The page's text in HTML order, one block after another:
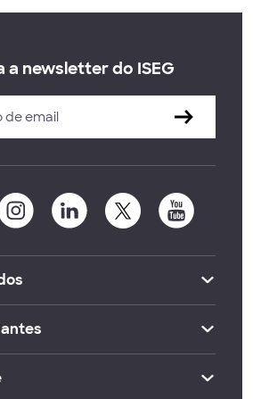
a newsletter do ISEG